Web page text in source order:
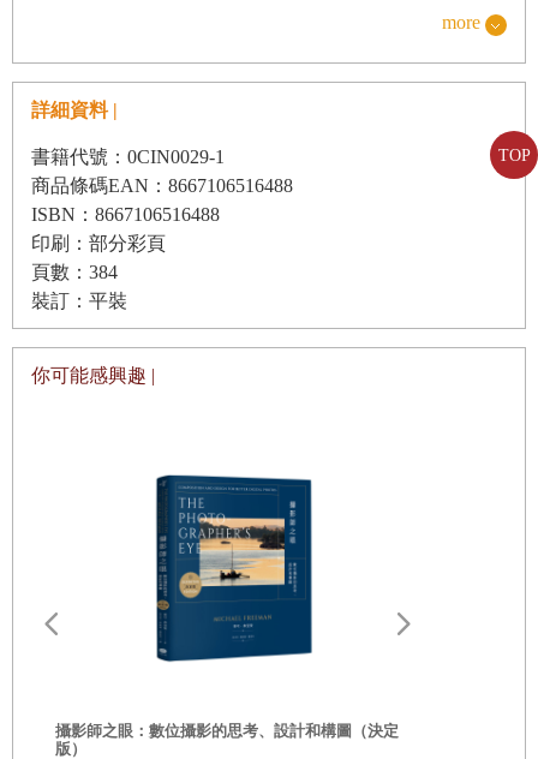
TOP
角色介紹
就像陪伴一個朋友，演繹亞靜—專訪演員王淨
林月真◆
角色介紹
演戲不是表演，而是「真」的展現─專訪演員賴佩霞
陳家競
趙蓉之 角色介紹
讓世界完整：幕後團隊的本事與布局
故事長成了花朵─專訪導演林君陽
讓各種才華在舞台上發光─專訪製作人林昱伶
more
詳細資料 |
書籍代號：0CIN0029-1
商品條碼EAN：8667106516488
ISBN：8667106516488
印刷：部分彩頁
頁數：384
裝訂：平裝
你可能感興趣 |
攝影師之眼：數位攝影的思考、設計和構圖（決定
版）